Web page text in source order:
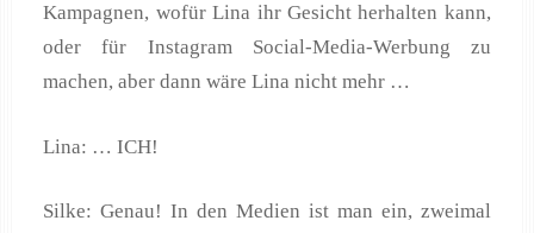
Kampagnen, wofür Lina ihr Gesicht herhalten kann,
oder für Instagram Social-Media-Werbung zu
machen, aber dann wäre Lina nicht mehr …
Lina: … ICH!
Silke: Genau! In den Medien ist man ein, zweimal